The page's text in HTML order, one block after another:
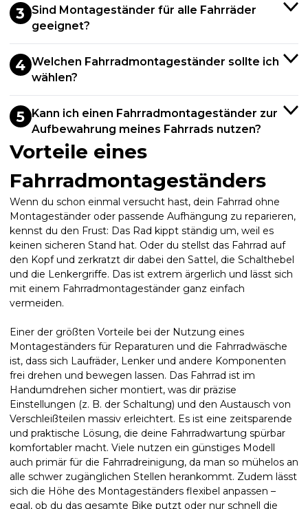
3 Sind Montageständer für alle Fahrräder
geeignet?
4 Welchen Fahrradmontageständer sollte ich
wählen?
5 Kann ich einen Fahrradmontageständer zur
Aufbewahrung meines Fahrrads nutzen?
Vorteile eines
Fahrradmontageständers
Wenn du schon einmal versucht hast, dein Fahrrad ohne
Montageständer oder passende Aufhängung zu reparieren,
kennst du den Frust: Das Rad kippt ständig um, weil es
keinen sicheren Stand hat. Oder du stellst das Fahrrad auf
den Kopf und zerkratzt dir dabei den Sattel, die Schalthebel
und die Lenkergriffe. Das ist extrem ärgerlich und lässt sich
mit einem Fahrradmontageständer ganz einfach
vermeiden.
Einer der größten Vorteile bei der Nutzung eines
Montageständers für Reparaturen und die Fahrradwäsche
ist, dass sich Laufräder, Lenker und andere Komponenten
frei drehen und bewegen lassen. Das Fahrrad ist im
Handumdrehen sicher montiert, was dir präzise
Einstellungen (z. B. der Schaltung) und den Austausch von
Verschleißteilen massiv erleichtert. Es ist eine zeitsparende
und praktische Lösung, die deine Fahrradwartung spürbar
komfortabler macht. Viele nutzen ein günstiges Modell
auch primär für die Fahrradreinigung, da man so mühelos an
alle schwer zugänglichen Stellen herankommt. Zudem lässt
sich die Höhe des Montageständers flexibel anpassen –
egal, ob du das gesamte Bike putzt oder nur schnell die